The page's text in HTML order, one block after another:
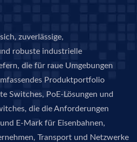
zuverlässige,
robuste industrielle
die für raue Umgebungen
Produktportfolio
Switches, PoE-Lösungen und
die die Anforderungen
E-Mark für Eisenbahnen,
Transport und Netzwerke